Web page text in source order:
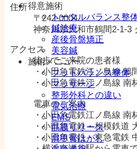
得意施術
トータルバランス整
鍼治療
産後骨盤矯正
美容鍼
施術メニュー
フットバランス整体
マッサージ
整形外科との違い
電気治療
EMS
筋膜リリース
肩甲骨はがし
住所
〒242-0004
神奈川県大和市鶴間2-1-3
アクセス
徒歩でご来院の患者様
・小田急電鉄江ノ島線 鶴
・小田急電鉄江ノ島線 南
電車のご案内
・小田急電鉄江ノ島線 南
・小田急電鉄・相模鉄道
・小田急電鉄・東急電鉄